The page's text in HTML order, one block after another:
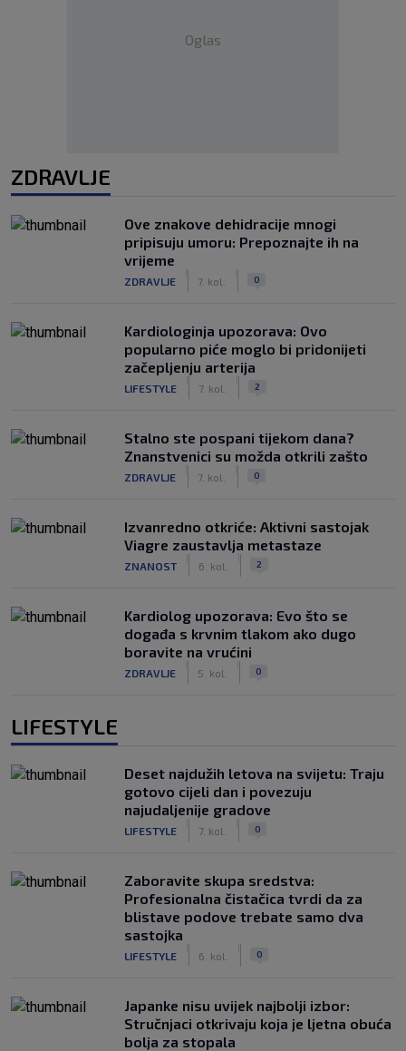
Oglas
ZDRAVLJE
Ove znakove dehidracije mnogi
pripisuju umoru: Prepoznajte ih na
vrijeme
ZDRAVLJE 7. kol. 0
Kardiologinja upozorava: Ovo
popularno piće moglo bi pridonijeti
začepljenju arterija
LIFESTYLE 7. kol. 2
Stalno ste pospani tijekom dana?
Znanstvenici su možda otkrili zašto
ZDRAVLJE 7. kol. 0
Izvanredno otkriće: Aktivni sastojak
Viagre zaustavlja metastaze
ZNANOST 6. kol. 2
Kardiolog upozorava: Evo što se
događa s krvnim tlakom ako dugo
boravite na vrućini
ZDRAVLJE 5. kol. 0
LIFESTYLE
Deset najdužih letova na svijetu: Traju
gotovo cijeli dan i povezuju
najudaljenije gradove
LIFESTYLE 7. kol. 0
Zaboravite skupa sredstva:
Profesionalna čistačica tvrdi da za
blistave podove trebate samo dva
sastojka
LIFESTYLE 6. kol. 0
Japanke nisu uvijek najbolji izbor:
Stručnjaci otkrivaju koja je ljetna obuća
bolja za stopala